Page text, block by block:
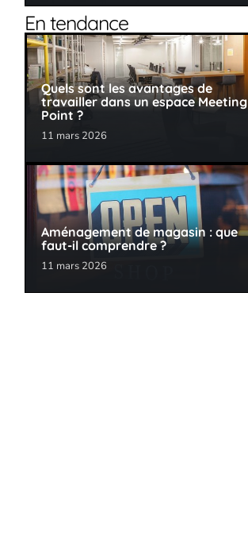
En tendance
Quels sont les avantages de
travailler dans un espace Meeting
Point ?
11 mars 2026
Aménagement de magasin : que
faut-il comprendre ?
11 mars 2026